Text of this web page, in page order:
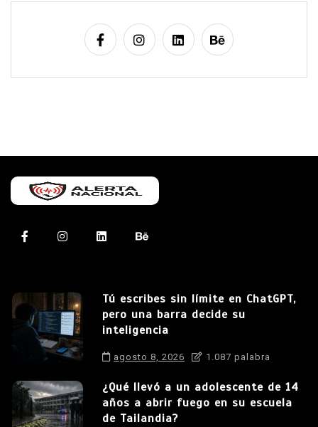
Tú escribes sin límite en ChatGPT,
pero una barra decide su
inteligencia
agosto 8, 2026 1.087 palabra
¿Qué llevó a un adolescente de 14
años a abrir fuego en su escuela
de Tailandia?